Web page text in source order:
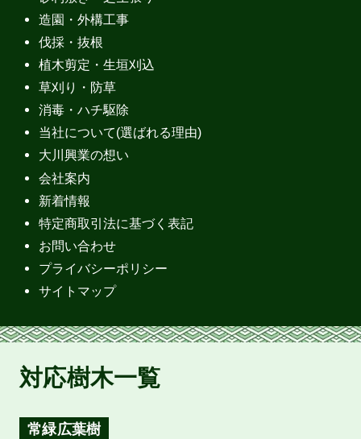
造園・外構工事
伐採・抜根
植木剪定・生垣刈込
草刈り・防草
消毒・ハチ駆除
当社について(選ばれる理由)
大川興業の想い
会社案内
新着情報
特定商取引法に基づく表記
お問い合わせ
プライバシーポリシー
サイトマップ
対応樹木一覧
常緑広葉樹